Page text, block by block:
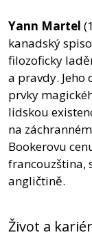
Yann Martel
kanadský
filozoficky
a pravdy. Jeho
prvky
lidskou
na
Bookerovu
francouzština,
angličtině.
Život a